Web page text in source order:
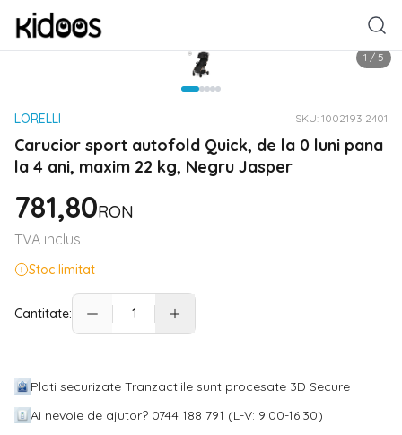
1 / 5
LORELLI SKU: 1002193 2401
Carucior sport autofold Quick, de la 0 luni pana
la 4 ani, maxim 22 kg, Negru Jasper
781,80RON
TVA inclus
Stoc limitat
Cantitate:
Plati securizate Tranzactiile sunt procesate 3D Secure
Ai nevoie de ajutor? 0744 188 791 (L-V: 9:00-16:30)